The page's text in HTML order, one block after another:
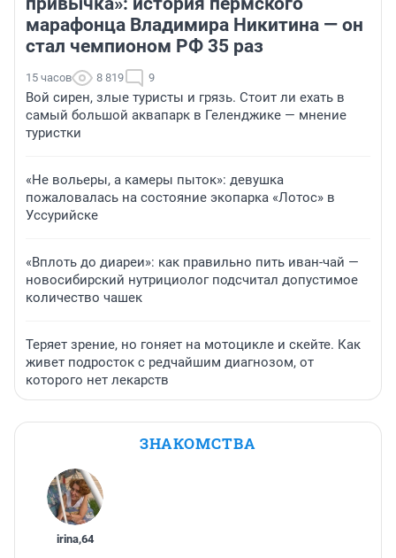
марафонца Владимира Никитина — он
стал чемпионом РФ 35 раз
15 часов 8 819 9
Вой сирен, злые туристы и грязь. Стоит ли ехать в
самый большой аквапарк в Геленджике — мнение
туристки
«Не вольеры, а камеры пыток»: девушка
пожаловалась на состояние экопарка «Лотос» в
Уссурийске
«Вплоть до диареи»: как правильно пить иван-чай —
новосибирский нутрициолог подсчитал допустимое
количество чашек
Теряет зрение, но гоняет на мотоцикле и скейте. Как
живет подросток с редчайшим диагнозом, от
которого нет лекарств
ЗНАКОМСТВА
irina,64